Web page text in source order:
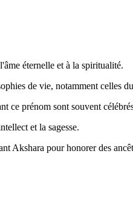
éternelle et à la spiritualité.
de vie, notamment celles
ce prénom sont souvent
et la sagesse.
Akshara pour honorer des